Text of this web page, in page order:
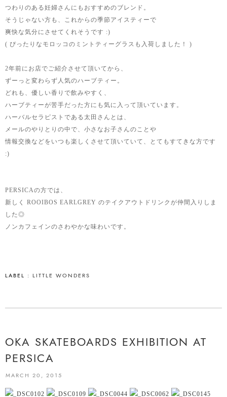
つわりのある妊婦さんにもおすすめのブレンド。
そうじゃない方も、これからの季節アイスティーで
爽快な気分にさせてくれそうです :)
( ぴったりなモロッコのミントティーグラスも入荷しました！ )
2年前にお店でご紹介させて頂いてから、
ずーっと変わらず人気のハーブティー。
どれも、優しい香りで飲みやすく、
ハーブティーが苦手だった方にも気に入って頂いています。
ハーバルセラピストである太田さんとは、
メールのやりとりの中で、小さなお子さんのことや
情報交換などをいつも楽しくさせて頂いていて、とてもすてきな方です
:)
PERSICAの方では、
新しく ROOIBOS EARLGREY のテイクアウトドリンクが仲間入りしま
した◎
ノンカフェインのさわやかな味わいです。
LABEL : LITTLE WONDERS
OKA SKATEBOARDS EXHIBITION AT
PERSICA
MARCH 20, 2015